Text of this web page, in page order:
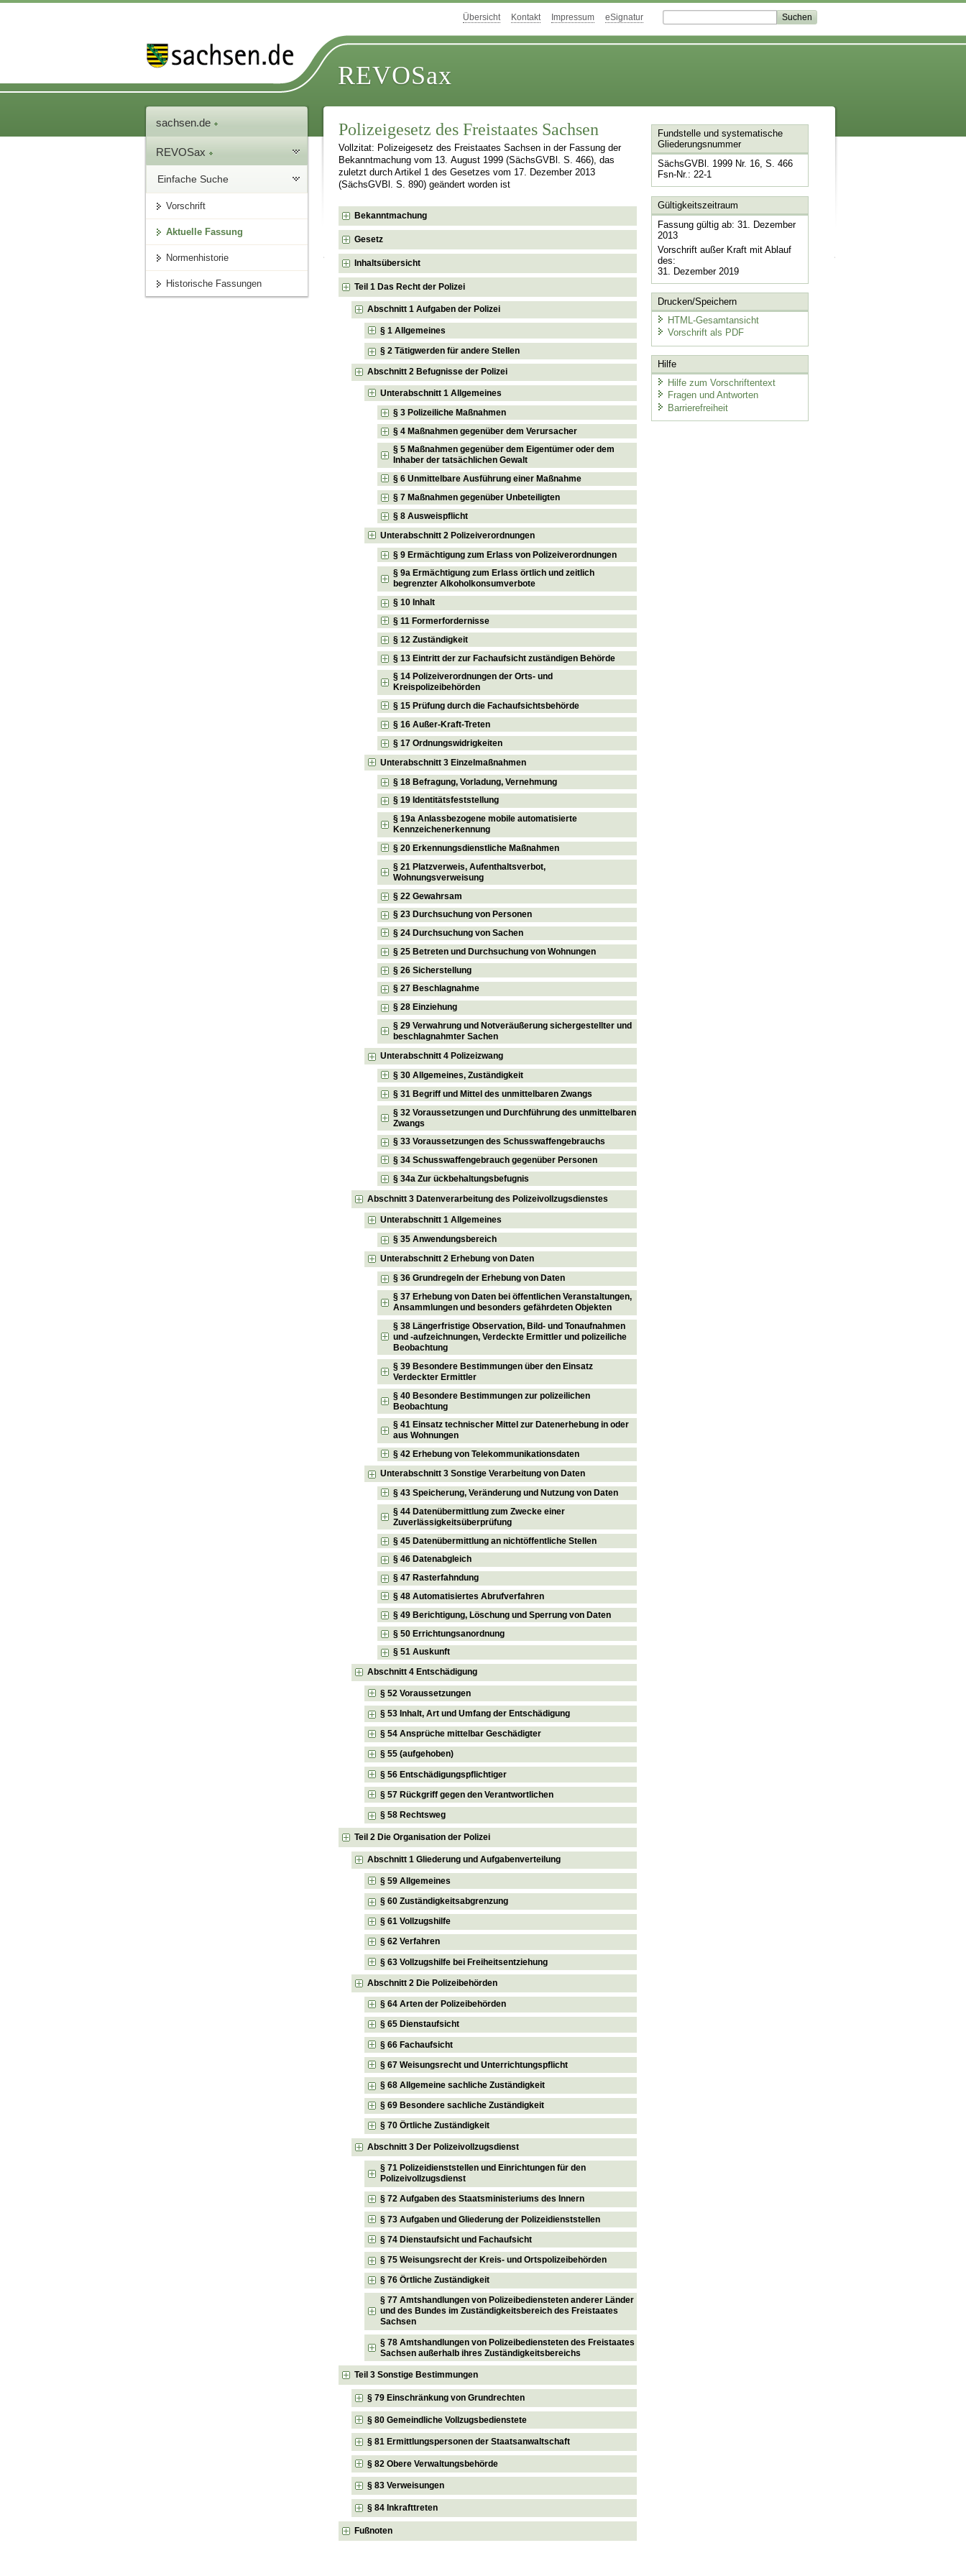
Übersicht Kontakt Impressum eSignatur
REVOSax
sachsen.de
REVOSax
Einfache Suche
Vorschrift
Aktuelle Fassung
Normenhistorie
Historische Fassungen
Polizeigesetz des Freistaates Sachsen
Vollzitat: Polizeigesetz des Freistaates Sachsen in der Fassung der
Bekanntmachung vom 13. August 1999 (SächsGVBl. S. 466), das
zuletzt durch Artikel 1 des Gesetzes vom 17. Dezember 2013
(SächsGVBl. S. 890) geändert worden ist
Bekanntmachung
Gesetz
Inhaltsübersicht
Teil 1 Das Recht der Polizei
Abschnitt 1 Aufgaben der Polizei
§ 1 Allgemeines
§ 2 Tätigwerden für andere Stellen
Abschnitt 2 Befugnisse der Polizei
Unterabschnitt 1 Allgemeines
§ 3 Polizeiliche Maßnahmen
§ 4 Maßnahmen gegenüber dem Verursacher
§ 5 Maßnahmen gegenüber dem Eigentümer oder dem
Inhaber der tatsächlichen Gewalt
§ 6 Unmittelbare Ausführung einer Maßnahme
§ 7 Maßnahmen gegenüber Unbeteiligten
§ 8 Ausweispflicht
Unterabschnitt 2 Polizeiverordnungen
§ 9 Ermächtigung zum Erlass von Polizeiverordnungen
§ 9a Ermächtigung zum Erlass örtlich und zeitlich
begrenzter Alkoholkonsumverbote
§ 10 Inhalt
§ 11 Formerfordernisse
§ 12 Zuständigkeit
§ 13 Eintritt der zur Fachaufsicht zuständigen Behörde
§ 14 Polizeiverordnungen der Orts- und
Kreispolizeibehörden
§ 15 Prüfung durch die Fachaufsichtsbehörde
§ 16 Außer-Kraft-Treten
§ 17 Ordnungswidrigkeiten
Unterabschnitt 3 Einzelmaßnahmen
§ 18 Befragung, Vorladung, Vernehmung
§ 19 Identitätsfeststellung
§ 19a Anlassbezogene mobile automatisierte
Kennzeichenerkennung
§ 20 Erkennungsdienstliche Maßnahmen
§ 21 Platzverweis, Aufenthaltsverbot,
Wohnungsverweisung
§ 22 Gewahrsam
§ 23 Durchsuchung von Personen
§ 24 Durchsuchung von Sachen
§ 25 Betreten und Durchsuchung von Wohnungen
§ 26 Sicherstellung
§ 27 Beschlagnahme
§ 28 Einziehung
§ 29 Verwahrung und Notveräußerung sichergestellter und
beschlagnahmter Sachen
Unterabschnitt 4 Polizeizwang
§ 30 Allgemeines, Zuständigkeit
§ 31 Begriff und Mittel des unmittelbaren Zwangs
§ 32 Voraussetzungen und Durchführung des unmittelbaren
Zwangs
§ 33 Voraussetzungen des Schusswaffengebrauchs
§ 34 Schusswaffengebrauch gegenüber Personen
§ 34a Zur ückbehaltungsbefugnis
Abschnitt 3 Datenverarbeitung des Polizeivollzugsdienstes
Unterabschnitt 1 Allgemeines
§ 35 Anwendungsbereich
Unterabschnitt 2 Erhebung von Daten
§ 36 Grundregeln der Erhebung von Daten
§ 37 Erhebung von Daten bei öffentlichen Veranstaltungen,
Ansammlungen und besonders gefährdeten Objekten
§ 38 Längerfristige Observation, Bild- und Tonaufnahmen
und -aufzeichnungen, Verdeckte Ermittler und polizeiliche
Beobachtung
§ 39 Besondere Bestimmungen über den Einsatz
Verdeckter Ermittler
§ 40 Besondere Bestimmungen zur polizeilichen
Beobachtung
§ 41 Einsatz technischer Mittel zur Datenerhebung in oder
aus Wohnungen
§ 42 Erhebung von Telekommunikationsdaten
Unterabschnitt 3 Sonstige Verarbeitung von Daten
§ 43 Speicherung, Veränderung und Nutzung von Daten
§ 44 Datenübermittlung zum Zwecke einer
Zuverlässigkeitsüberprüfung
§ 45 Datenübermittlung an nichtöffentliche Stellen
§ 46 Datenabgleich
§ 47 Rasterfahndung
§ 48 Automatisiertes Abrufverfahren
§ 49 Berichtigung, Löschung und Sperrung von Daten
§ 50 Errichtungsanordnung
§ 51 Auskunft
Abschnitt 4 Entschädigung
§ 52 Voraussetzungen
§ 53 Inhalt, Art und Umfang der Entschädigung
§ 54 Ansprüche mittelbar Geschädigter
§ 55 (aufgehoben)
§ 56 Entschädigungspflichtiger
§ 57 Rückgriff gegen den Verantwortlichen
§ 58 Rechtsweg
Teil 2 Die Organisation der Polizei
Abschnitt 1 Gliederung und Aufgabenverteilung
§ 59 Allgemeines
§ 60 Zuständigkeitsabgrenzung
§ 61 Vollzugshilfe
§ 62 Verfahren
§ 63 Vollzugshilfe bei Freiheitsentziehung
Abschnitt 2 Die Polizeibehörden
§ 64 Arten der Polizeibehörden
§ 65 Dienstaufsicht
§ 66 Fachaufsicht
§ 67 Weisungsrecht und Unterrichtungspflicht
§ 68 Allgemeine sachliche Zuständigkeit
§ 69 Besondere sachliche Zuständigkeit
§ 70 Örtliche Zuständigkeit
Abschnitt 3 Der Polizeivollzugsdienst
§ 71 Polizeidienststellen und Einrichtungen für den
Polizeivollzugsdienst
§ 72 Aufgaben des Staatsministeriums des Innern
§ 73 Aufgaben und Gliederung der Polizeidienststellen
§ 74 Dienstaufsicht und Fachaufsicht
§ 75 Weisungsrecht der Kreis- und Ortspolizeibehörden
§ 76 Örtliche Zuständigkeit
§ 77 Amtshandlungen von Polizeibediensteten anderer Länder
und des Bundes im Zuständigkeitsbereich des Freistaates
Sachsen
§ 78 Amtshandlungen von Polizeibediensteten des Freistaates
Sachsen außerhalb ihres Zuständigkeitsbereichs
Teil 3 Sonstige Bestimmungen
§ 79 Einschränkung von Grundrechten
§ 80 Gemeindliche Vollzugsbedienstete
§ 81 Ermittlungspersonen der Staatsanwaltschaft
§ 82 Obere Verwaltungsbehörde
§ 83 Verweisungen
§ 84 Inkrafttreten
Fußnoten
Fundstelle und systematische
Gliederungsnummer
SächsGVBl. 1999 Nr. 16, S. 466
Fsn-Nr.: 22-1
Gültigkeitszeitraum
Fassung gültig ab: 31. Dezember
2013
Vorschrift außer Kraft mit Ablauf
des:
31. Dezember 2019
Drucken/Speichern
HTML-Gesamtansicht
Vorschrift als PDF
Hilfe
Hilfe zum Vorschriftentext
Fragen und Antworten
Barrierefreiheit